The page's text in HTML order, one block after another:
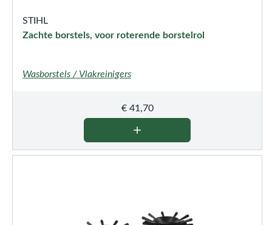
STIHL
Zachte borstels, voor roterende borstelrol
Wasborstels / Vlakreinigers
€41,70